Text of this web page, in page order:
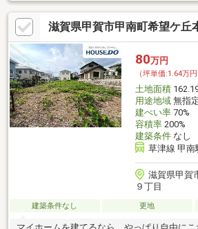
滋賀県甲賀市甲南町希望ケ丘
80万円
（坪単価:1.64万円
土地面積
用途地域無指
建ぺい率70%
容積率200%
建築条件なし
草津線 甲南
滋賀県甲賀
９丁目
建築条件なし 更地